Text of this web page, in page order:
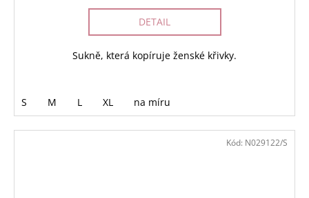
DETAIL
Sukně, která kopíruje ženské křivky.
S M L XL na míru
Kód: N029122/S